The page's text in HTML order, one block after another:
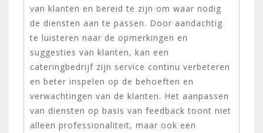
van klanten en bereid te zijn om waar nodig
de diensten aan te passen. Door aandachtig
te luisteren naar de opmerkingen en
suggesties van klanten, kan een
cateringbedrijf zijn service continu verbeteren
en beter inspelen op de behoeften en
verwachtingen van de klanten. Het aanpassen
van diensten op basis van feedback toont niet
alleen professionaliteit, maar ook een